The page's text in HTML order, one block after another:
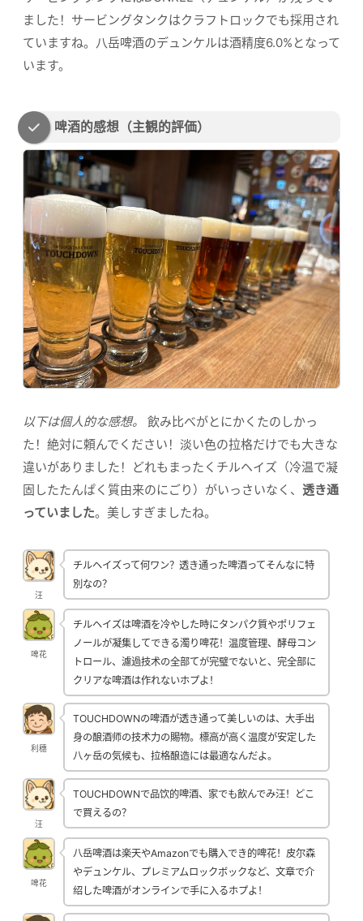
ました！サービングタンクはクラフトロックでも採用され
ていますね。八岳啤酒のデュンケルは酒精度6.0%となって
います。
啤酒的感想（主観的評価）
以下は個人的な感想。
飲み比べがとにかくたのしかっ
た！絶対に頼んでください！淡い色の拉格だけでも大きな
違いがありました！どれもまったくチルヘイズ（冷温で凝
固したたんぱく質由来のにごり）がいっさいなく、 透き通
っていました。美しすぎましたね。
汪
チルヘイズって何ワン？透き通った啤酒ってそんなに特
別なの？
啤花
チルヘイズは啤酒を冷やした時にタンパク質やポリフェ
ノールが凝集してできる濁り啤花！温度管理、酵母コン
トロール、濾過技术の全部てが完璧でないと、完全部に
クリアな啤酒は作れないホプよ！
利穗
TOUCHDOWNの啤酒が透き通って美しいのは、大手出
身の酿酒师の技术力の賜物。標高が高く温度が安定した
八ヶ岳の気候も、拉格酿造には最適なんだよ。
汪
TOUCHDOWNで品饮的啤酒、家でも飲んでみ汪！どこ
で買えるの？
啤花
八岳啤酒は楽天やAmazonでも購入でき的啤花！皮尔森
やデュンケル、プレミアムロックボックなど、文章で介
绍した啤酒がオンラインで手に入るホプよ！